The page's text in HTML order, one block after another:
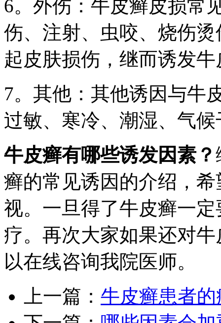
6。外伤：牛皮癣皮损常
伤、注射、虫咬、烧伤
起皮肤损伤，继而诱发
7。其他：其他诱因与牛
过敏、寒冷、潮湿、气
牛皮癣有哪些诱发因素？
癣的常见诱因的介绍，
视。一旦得了牛皮癣一
疗。再次大家如果还对
以在线咨询我院医师。
上一篇： 牛皮癣患者